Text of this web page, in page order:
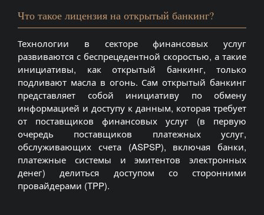
Что такое лицензия на открытый банкинг?
Технологии в секторе финансовых услуг
развиваются с беспрецедентной скоростью, а такие
инициативы, как открытый банкинг, только
подливают масла в огонь. Сам открытый банкинг
представляет собой инициативу по обмену
информацией и доступу к данным, которая требует
от поставщиков финансовых услуг (в первую
очередь поставщиков платежных услуг,
обслуживающих счета (ASPSP), включая банки,
платежные системы и эмитентов электронных
денег) делиться доступом со сторонними
провайдерами (TPP).